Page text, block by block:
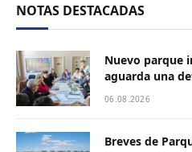
NOTAS DESTACADAS
Nuevo parque
aguarda una
06.08.2026
Breves de